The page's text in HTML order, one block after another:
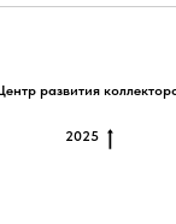
развития
2025